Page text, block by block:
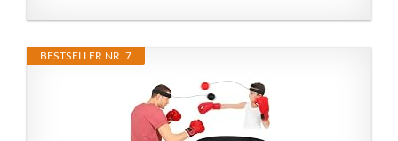
BESTSELLER NR. 7